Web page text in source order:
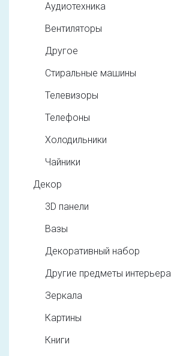
Аудиотехника
Вентиляторы
Другое
Стиральные машины
Телевизоры
Телефоны
Холодильники
Чайники
Декор
3D панели
Вазы
Декоративный набор
Другие предметы интерьера
Зеркала
Картины
Книги